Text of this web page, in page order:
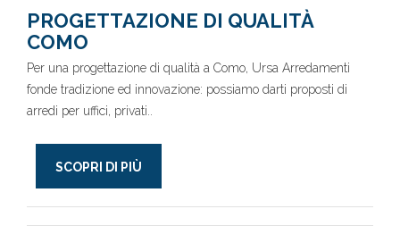
PROGETTAZIONE DI QUALITÀ
COMO
Per una progettazione di qualità a Como, Ursa Arredamenti
fonde tradizione ed innovazione: possiamo darti proposti di
arredi per uffici, privati..
SCOPRI DI PIÙ